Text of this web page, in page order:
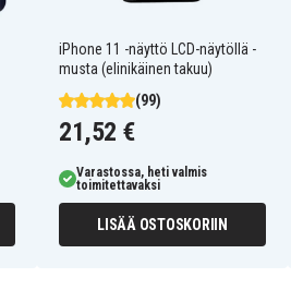
iPhone 11 -näyttö LCD-näytöllä -
musta (elinikäinen takuu)
(99)
21,52 €
Varastossa, heti valmis
toimitettavaksi
LISÄÄ OSTOSKORIIN